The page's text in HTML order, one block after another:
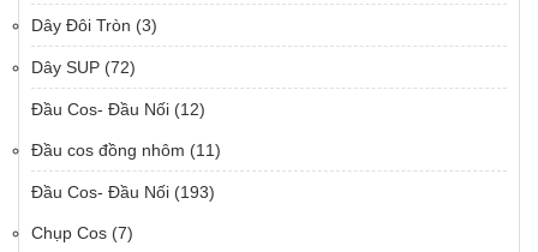
Dây Đôi Tròn (3)
Dây SUP (72)
Đầu Cos- Đầu Nối (12)
Đầu cos đồng nhôm (11)
Đầu Cos- Đầu Nối (193)
Chụp Cos (7)